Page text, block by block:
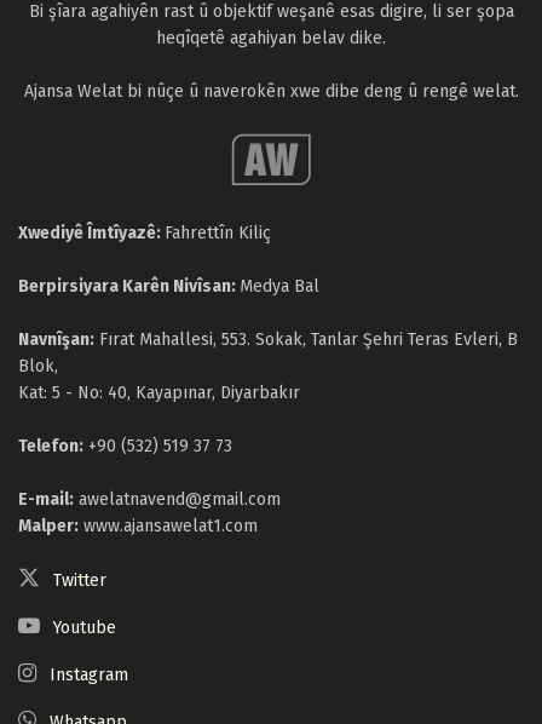
Bi şîara agahiyên rast û objektif weşanê esas digire, li ser şopa
heqîqetê agahiyan belav dike.
Ajansa Welat bi nûçe û naverokên xwe dibe deng û rengê welat.
Xwediyê Îmtîyazê: Fahrettîn Kiliç
Berpirsiyara Karên Nivîsan: Medya Bal
Navnîşan: Fırat Mahallesi, 553. Sokak, Tanlar Şehri Teras Evleri, B
Blok,
Kat: 5 - No: 40, Kayapınar, Diyarbakır
Telefon: +90 (532) 519 37 73
E-mail: awelatnavend@gmail.com
Malper: www.ajansawelat1.com
Twitter
Youtube
Instagram